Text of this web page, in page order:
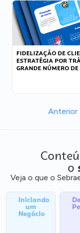
FIDELIZAÇÃO DE
ESTRATÉGIA POR
GRANDE NÚMERO
Anterior
o
Veja o que o
Iniciando
um
Negócio